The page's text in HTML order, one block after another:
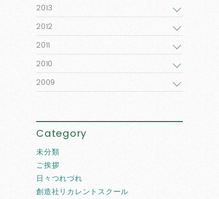
2013
2012
2011
2010
2009
Category
未分類
ご挨拶
日々つれづれ
創造社リカレントスクール